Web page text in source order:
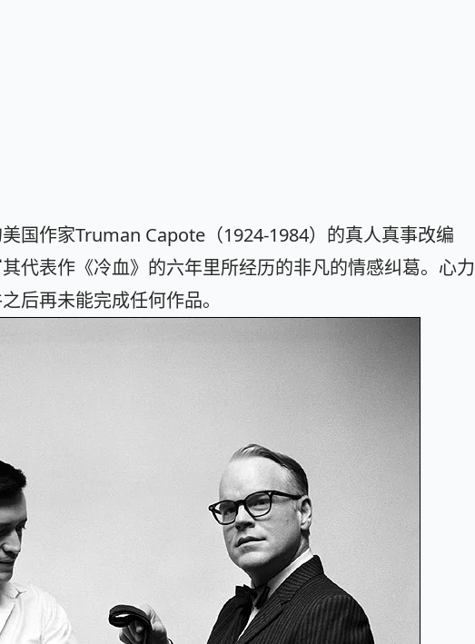
国作家Truman Capote（1924-1984）的真人真事改编
代表作《冷血》的六年里所经历的非凡的情感纠葛。心力
后再未能完成任何作品。